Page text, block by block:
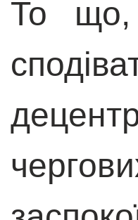
То що,